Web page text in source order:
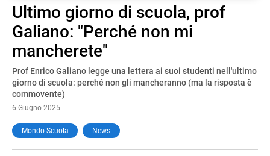
Ultimo giorno di scuola, prof
Galiano: "Perché non mi
mancherete"
Prof Enrico Galiano legge una lettera ai suoi studenti nell'ultimo
giorno di scuola: perché non gli mancheranno (ma la risposta è
commovente)
6 Giugno 2025
Mondo Scuola News